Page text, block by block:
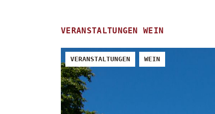
VERANSTALTUNGEN WEIN
VERANSTALTUNGEN WEIN